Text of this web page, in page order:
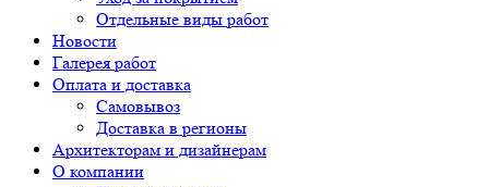
Отдельные виды работ
Новости
Галерея работ
Оплата и доставка
Самовывоз
Доставка в регионы
Архитекторам и дизайнерам
О компании